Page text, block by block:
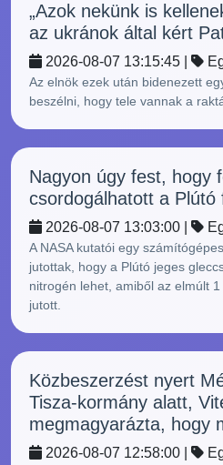
„Azok nekünk is
az ukránok által kért
2026-08-07 13:15:45 |
Az elnök ezek után bidenezett
beszélni, hogy tele vannak a
Nagyon úgy fest, hogy
csordogálhatott a Plútó
2026-08-07 13:03:00 |
A NASA kutatói egy
jutottak, hogy a Plútó jeges
nitrogén lehet, amiből az elmúlt
jutott.
Közbeszerzést nyert
Tisza-kormány alatt,
megmagyarázta, hogy
2026-08-07 12:58:00 |